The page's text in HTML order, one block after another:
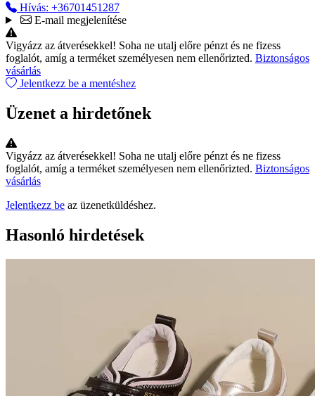
Hívás: +36701451287
E-mail megjelenítése
Vigyázz az átverésekkel! Soha ne utalj előre pénzt és ne fizess
foglalót, amíg a terméket személyesen nem ellenőrizted. Biztonságos
vásárlás
Jelentkezz be a mentéshez
Üzenet a hirdetőnek
Vigyázz az átverésekkel! Soha ne utalj előre pénzt és ne fizess
foglalót, amíg a terméket személyesen nem ellenőrizted. Biztonságos
vásárlás
Jelentkezz be az üzenetküldéshez.
Hasonló hirdetések